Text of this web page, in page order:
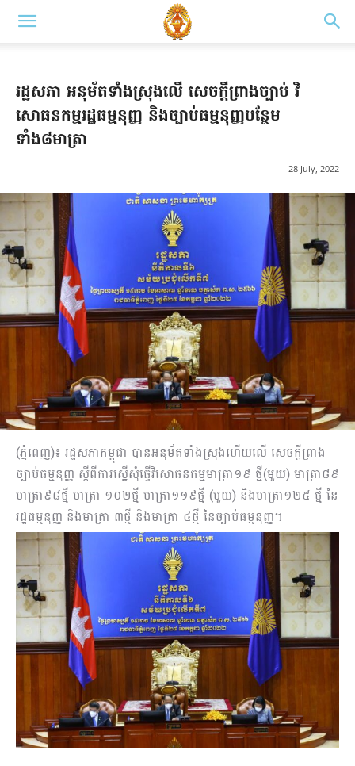
រដ្ឋសភា អនុម័តទាំងស្រុងលើ សេចក្តីព្រាងច្បាប់ វិ
សោធនកម្មរដ្ឋធម្មនុញ្ញ និងច្បាប់ធម្មនុញ្ញបន្ថែម
ទាំង៨មាត្រា
28 July, 2022
(ភ្នំពេញ)៖ រដ្ឋសភាកម្ពុជា បានអនុម័តទាំងស្រុងហើយលើ សេចក្តីព្រាង
ច្បាប់ធម្មនុញ្ញ ស្តីពីការស្នើសុំធ្វើវិសោធនកម្មមាត្រា១៩ ថ្មី(មួយ) មាត្រា៨៩
មាត្រា៩៨ថ្មី មាត្រា ១០២ថ្មី មាត្រា១១៩ថ្មី (មួយ) និងមាត្រា១២៥ ថ្មី នៃ
រដ្ឋធម្មនុញ្ញ និងមាត្រា ៣ថ្មី និងមាត្រា ៤ថ្មី នៃច្បាប់ធម្មនុញ្ញ។